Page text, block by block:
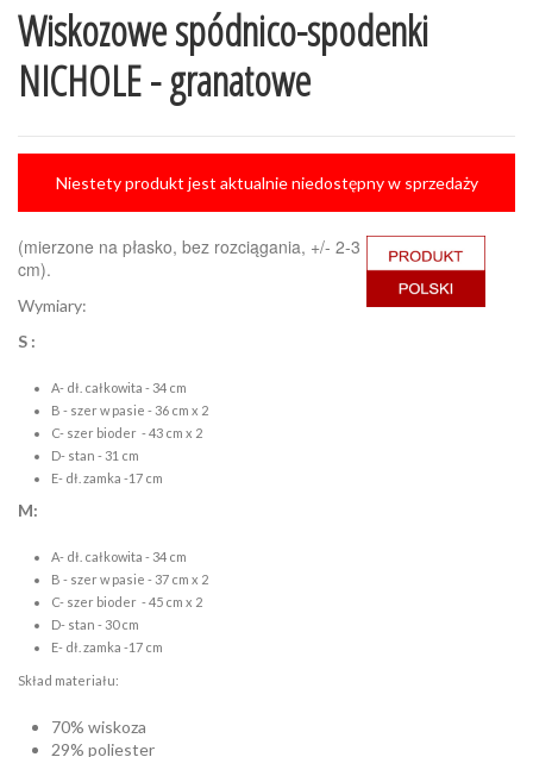
Wiskozowe spódnico-spodenki
NICHOLE - granatowe
Niestety produkt jest aktualnie niedostępny w sprzedaży
(mierzone na płasko, bez rozciągania, +/- 2-3
cm).
Wymiary:
S :
A- dł. całkowita - 34 cm
B - szer w pasie - 36 cm x 2
C- szer bioder - 43 cm x 2
D- stan - 31 cm
E- dł. zamka -17 cm
M:
A- dł. całkowita - 34 cm
B - szer w pasie - 37 cm x 2
C- szer bioder - 45 cm x 2
D- stan - 30 cm
E- dł. zamka -17 cm
Skład materiału:
70% wiskoza
29% poliester